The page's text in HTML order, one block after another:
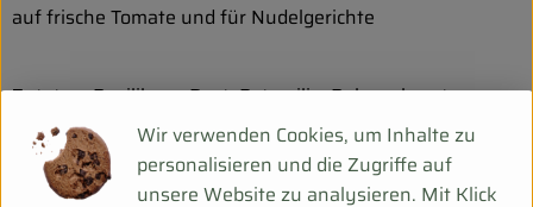
auf frische Tomate und für Nudelgerichte
Zutaten: Basilikum, Dost, Petersilie, Bohnenkraut,
Thymian
Produktinformationen
Wir verwenden Cookies, um Inhalte zu
personalisieren und die Zugriffe auf
unsere Website zu analysieren. Mit Klick